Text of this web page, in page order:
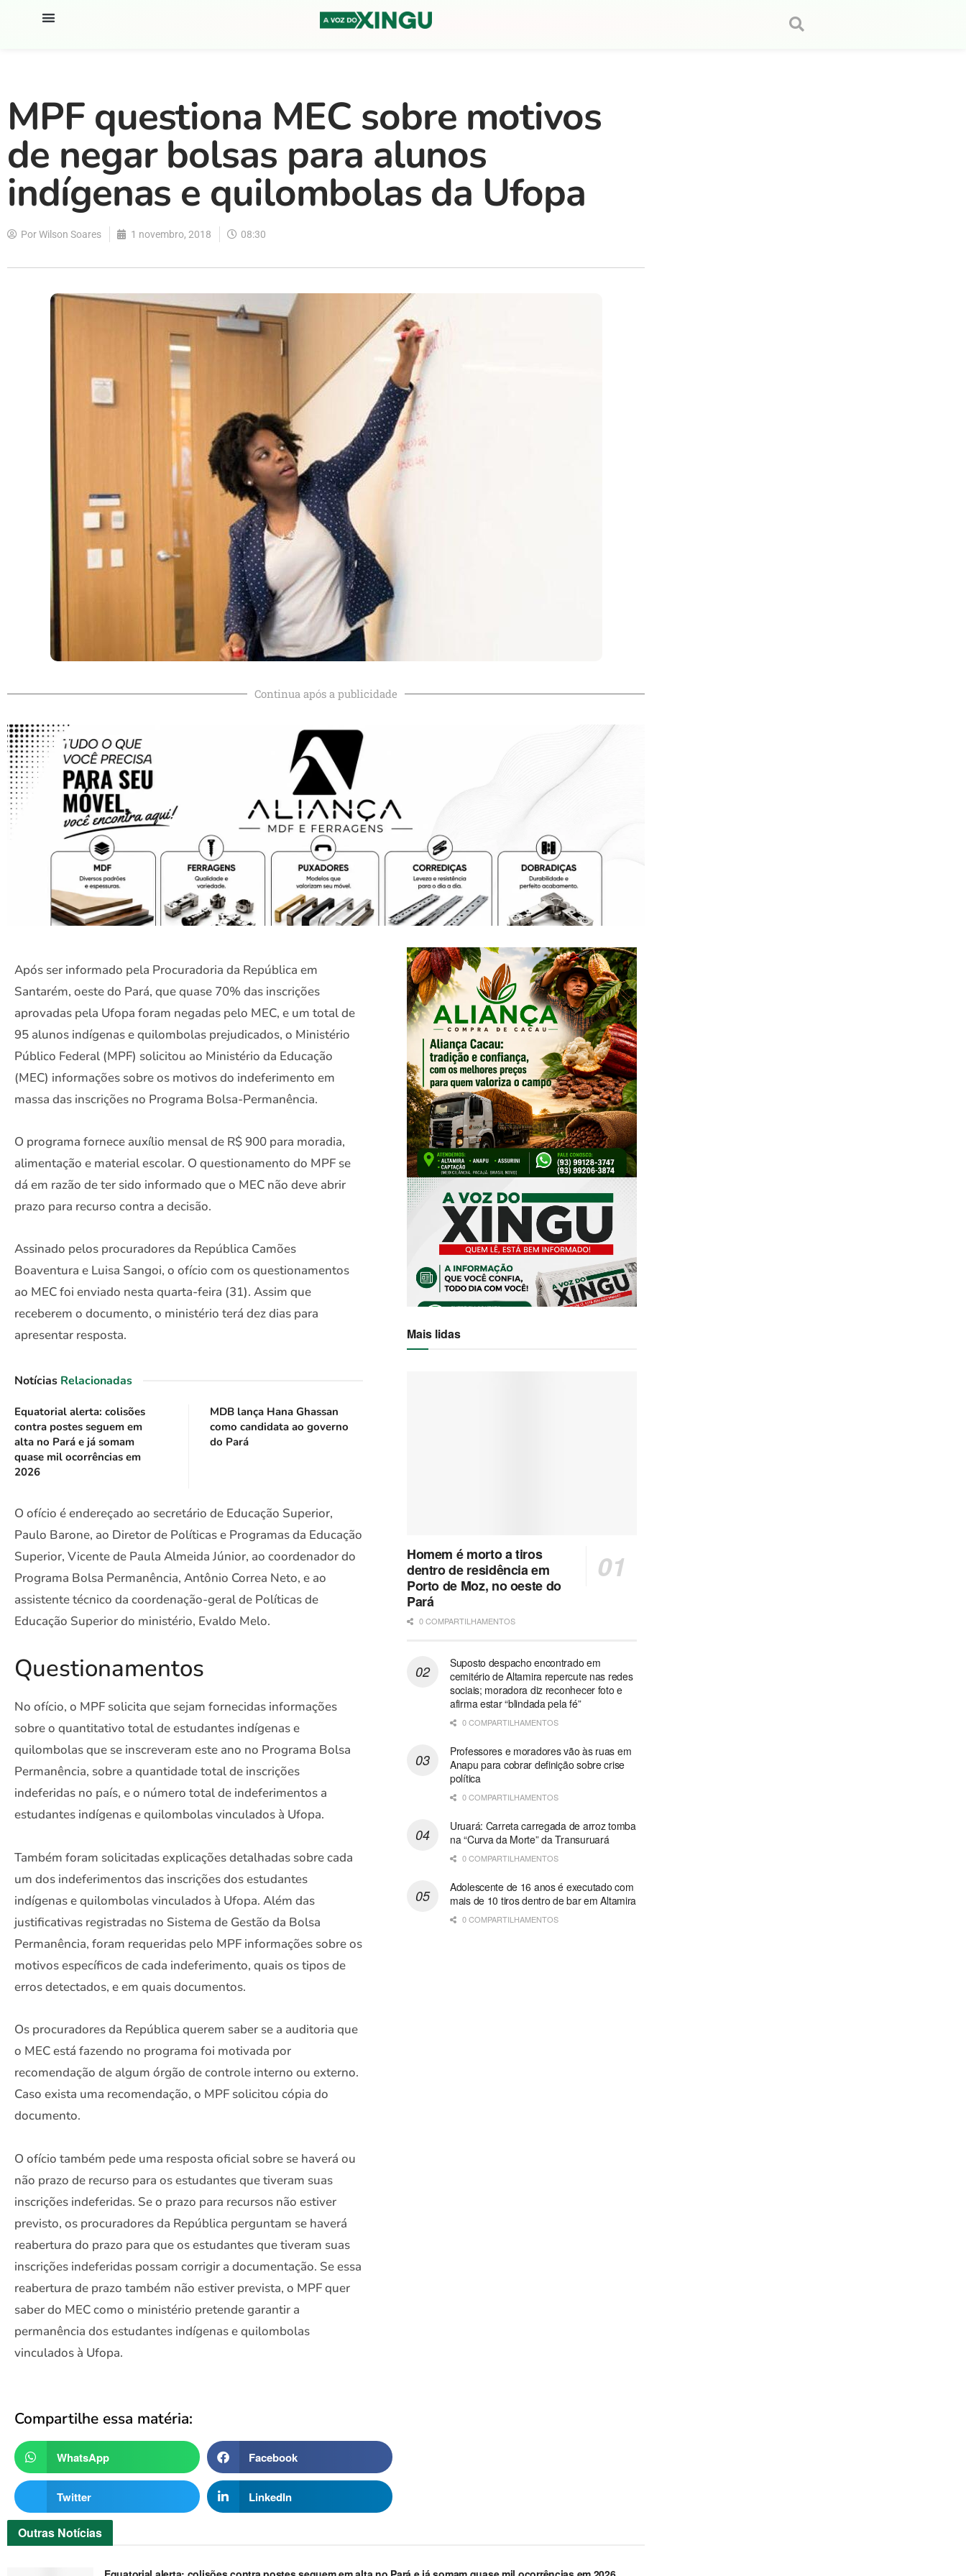
MPF questiona MEC sobre motivos
de negar bolsas para alunos
indígenas e quilombolas da Ufopa
PorWilson Soares 1 novembro, 2018 08:30
Continua após a publicidade
Após ser informado pela Procuradoria da República em
Santarém, oeste do Pará, que quase 70% das inscrições
aprovadas pela Ufopa foram negadas pelo MEC, e um total de
95 alunos indígenas e quilombolas prejudicados, o Ministério
Público Federal (MPF) solicitou ao Ministério da Educação
(MEC) informações sobre os motivos do indeferimento em
massa das inscrições no Programa Bolsa-Permanência.
O programa fornece auxílio mensal de R$ 900 para moradia,
alimentação e material escolar. O questionamento do MPF se
dá em razão de ter sido informado que o MEC não deve abrir
prazo para recurso contra a decisão.
Assinado pelos procuradores da República Camões
Boaventura e Luisa Sangoi, o ofício com os questionamentos
ao MEC foi enviado nesta quarta-feira (31). Assim que
receberem o documento, o ministério terá dez dias para
apresentar resposta.
Notícias Relacionadas
Equatorial alerta: colisões
contra postes seguem em
alta no Pará e já somam
quase mil ocorrências em
2026
MDB lança Hana Ghassan
como candidata ao governo
do Pará
O ofício é endereçado ao secretário de Educação Superior,
Paulo Barone, ao Diretor de Políticas e Programas da Educação
Superior, Vicente de Paula Almeida Júnior, ao coordenador do
Programa Bolsa Permanência, Antônio Correa Neto, e ao
assistente técnico da coordenação-geral de Políticas de
Educação Superior do ministério, Evaldo Melo.
Questionamentos
No ofício, o MPF solicita que sejam fornecidas informações
sobre o quantitativo total de estudantes indígenas e
quilombolas que se inscreveram este ano no Programa Bolsa
Permanência, sobre a quantidade total de inscrições
indeferidas no país, e o número total de indeferimentos a
estudantes indígenas e quilombolas vinculados à Ufopa.
Também foram solicitadas explicações detalhadas sobre cada
um dos indeferimentos das inscrições dos estudantes
indígenas e quilombolas vinculados à Ufopa. Além das
justificativas registradas no Sistema de Gestão da Bolsa
Permanência, foram requeridas pelo MPF informações sobre os
motivos específicos de cada indeferimento, quais os tipos de
erros detectados, e em quais documentos.
Os procuradores da República querem saber se a auditoria que
o MEC está fazendo no programa foi motivada por
recomendação de algum órgão de controle interno ou externo.
Caso exista uma recomendação, o MPF solicitou cópia do
documento.
O ofício também pede uma resposta oficial sobre se haverá ou
não prazo de recurso para os estudantes que tiveram suas
inscrições indeferidas. Se o prazo para recursos não estiver
previsto, os procuradores da República perguntam se haverá
reabertura do prazo para que os estudantes que tiveram suas
inscrições indeferidas possam corrigir a documentação. Se essa
reabertura de prazo também não estiver prevista, o MPF quer
saber do MEC como o ministério pretende garantir a
permanência dos estudantes indígenas e quilombolas
vinculados à Ufopa.
Compartilhe essa matéria:
WhatsApp Facebook
Twitter LinkedIn
Mais lidas
Homem é morto a tiros
dentro de residência em
Porto de Moz, no oeste do
Pará
0 COMPARTILHAMENTOS
Suposto despacho encontrado em
cemitério de Altamira repercute nas redes
sociais; moradora diz reconhecer foto e
afirma estar “blindada pela fé”
0 COMPARTILHAMENTOS
Professores e moradores vão às ruas em
Anapu para cobrar definição sobre crise
política
0 COMPARTILHAMENTOS
Uruará: Carreta carregada de arroz tomba
na “Curva da Morte” da Transuruará
0 COMPARTILHAMENTOS
Adolescente de 16 anos é executado com
mais de 10 tiros dentro de bar em Altamira
0 COMPARTILHAMENTOS
Outras Notícias